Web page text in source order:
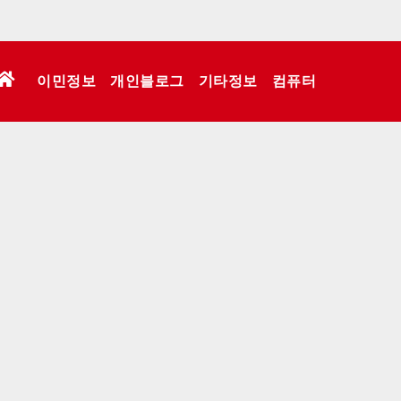
이민정보 개인블로그 기타정보 컴퓨터